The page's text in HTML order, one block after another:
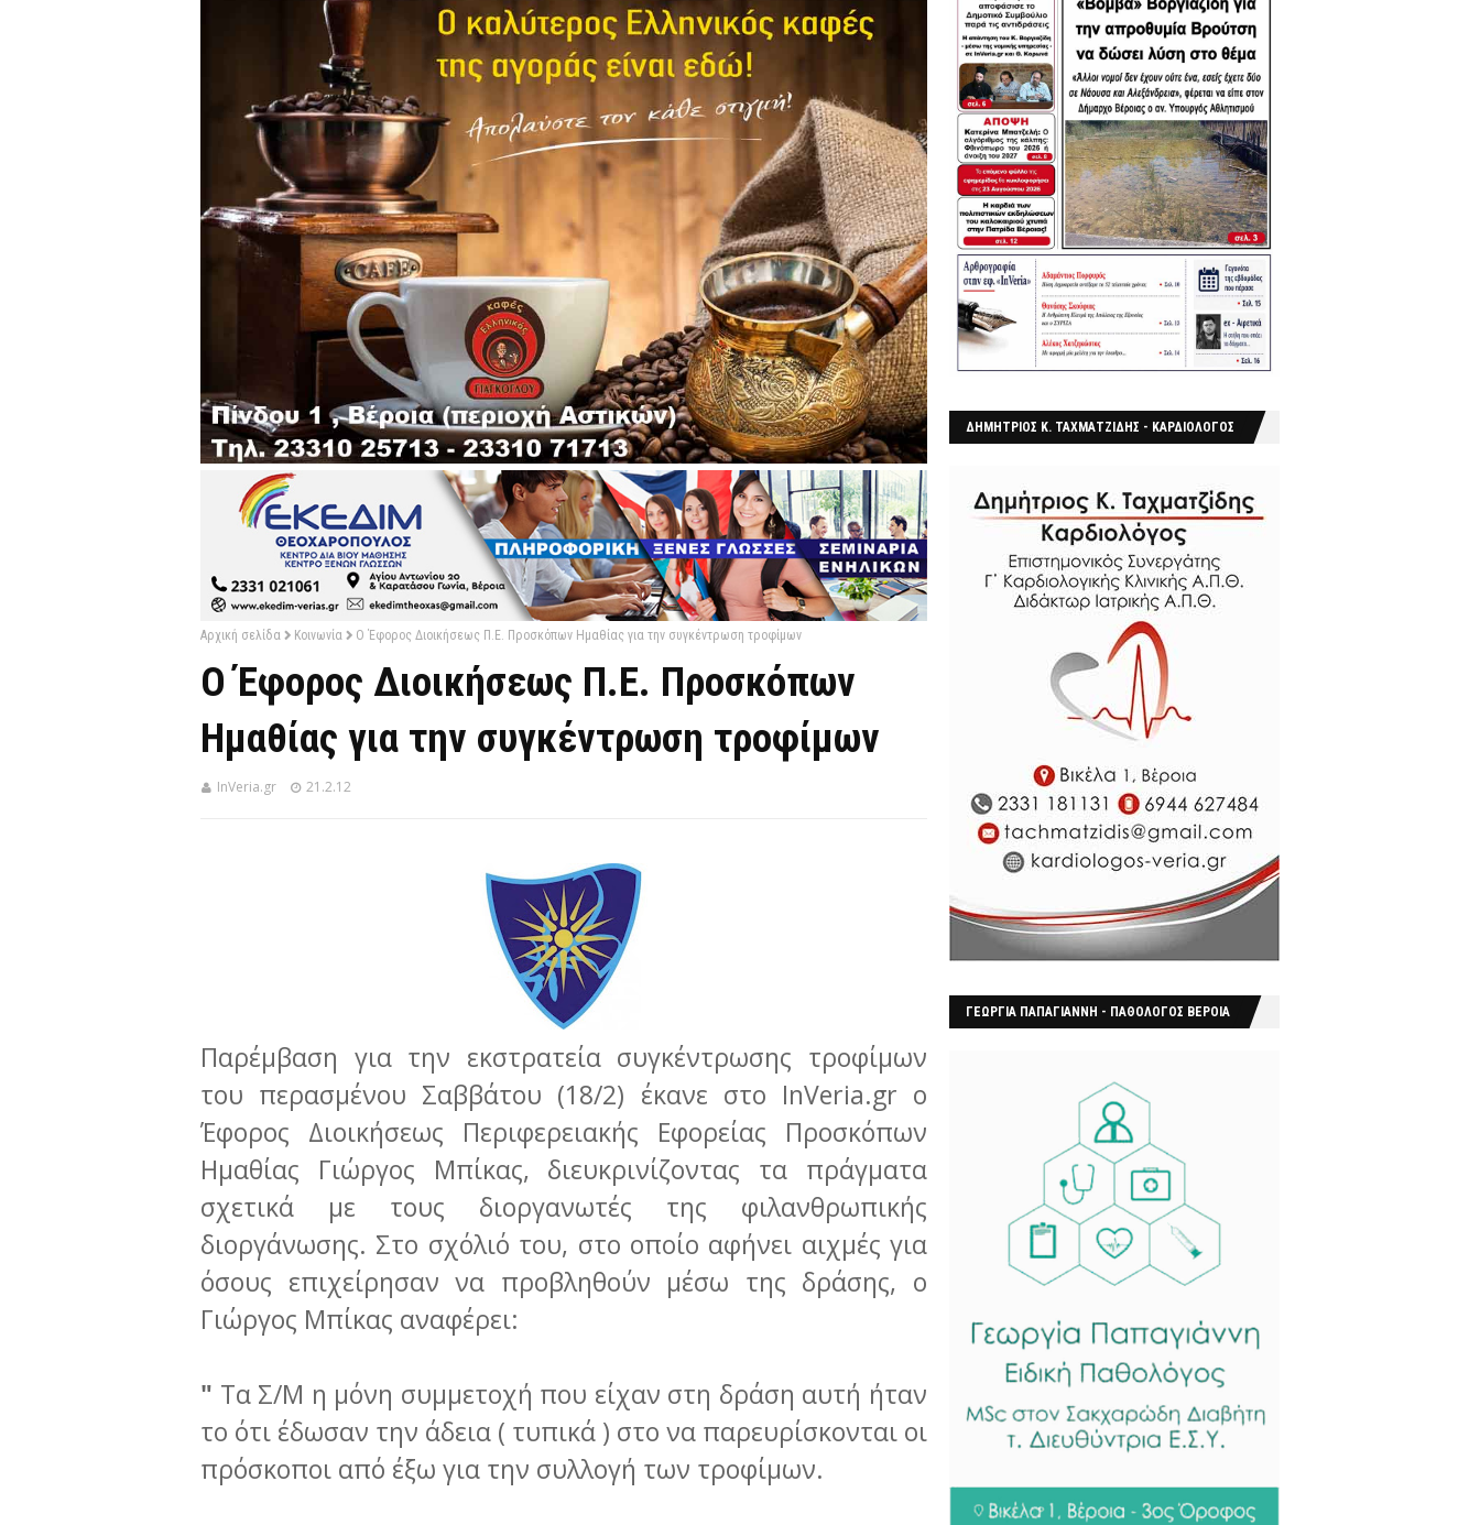
Αρχική σελίδα Κοινωνία Ο Έφορος Διοικήσεως Π.Ε. Προσκόπων Ημαθίας για την συγκέντρωση τροφίμων
Ο Έφορος Διοικήσεως Π.Ε. Προσκόπων
Ημαθίας για την συγκέντρωση τροφίμων
InVeria.gr 21.2.12
Παρέμβαση για την εκστρατεία συγκέντρωσης τροφίμων
του περασμένου Σαββάτου (18/2) έκανε στο InVeria.gr ο
Έφορος Διοικήσεως Περιφερειακής Εφορείας Προσκόπων
Ημαθίας Γιώργος Μπίκας, διευκρινίζοντας τα πράγματα
σχετικά με τους διοργανωτές της φιλανθρωπικής
διοργάνωσης. Στο σχόλιό του, στο οποίο αφήνει αιχμές για
όσους επιχείρησαν να προβληθούν μέσω της δράσης, ο
Γιώργος Μπίκας αναφέρει:
" Τα Σ/Μ η μόνη συμμετοχή που είχαν στη δράση αυτή ήταν
το ότι έδωσαν την άδεια ( τυπικά ) στο να παρευρίσκονται οι
πρόσκοποι από έξω για την συλλογή των τροφίμων.
ΔΗΜΗΤΡΙΟΣ Κ. ΤΑΧΜΑΤΖΙΔΗΣ - ΚΑΡΔΙΟΛΟΓΟΣ
ΓΕΩΡΓΙΑ ΠΑΠΑΓΙΑΝΝΗ - ΠΑΘΟΛΟΓΟΣ ΒΕΡΟΙΑ